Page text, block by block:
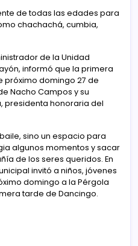
de todas las edades para
chachachá, cumbia,
de la Unidad
informó que la primera
próximo domingo 27 de
Nacho Campos y su
presidenta honoraria del
sino un espacio para
algunos momentos y sacar
de los seres queridos. En
invitó a niños, jóvenes
domingo a la Pérgola
tarde de Dancingo.